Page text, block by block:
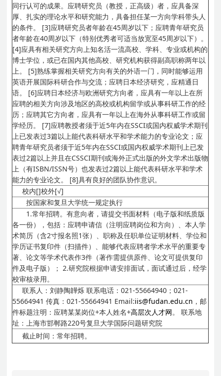
同行认可的成果。应聘研究员（教授，正高级）者，应具备深
厚、扎实的理论水平和研究能力，具备担任某一方向学科带头人
的条件。
[3]应聘研究员者年龄在45周岁以下；应聘青年研究员
者年龄在40周岁以下（特别优秀者可适当放宽至45周岁以下）。
[4]应具有相关研究方向上知名活一流高校、学科、专业或机构的
博士学位，或已在国内其他高校、研究机构获得副高职称两年以
上。
[5]熟练掌握相关研究方向有关的外语一门，同时能够运用
英语开展国际科研合作与交流；应聘日本经济研究，应精通日
语。
[6]应聘日本经济与欧洲研究方向者，应具有一年以上在所
应聘的相关方向涉及地区的高校或机构留学或从事科研工作的经
历；应聘其它方向者，应具有一年以上在海外从事科研工作或留
学经历。
[7]应聘教授者须于近5年内在SSCI或国内权威学术期刊
上已发表过3篇以上能代表科研水平和学术能力的专业论文；应
聘青年研究员者须于近5年内在SSCI或国内权威学术期刊上已发
表过2篇以上并且在CSSCI期刊或海外正式出版的外文学术出版物
上（有ISBN/ISSN号）也发表过2篇以上能代表科研水平和学术
能力的专业论文。
[8]具有良好的团队协作意识。
校内[]校外[√]
按国家和复旦大学统一规定执行
1.常年招聘。有意向者，请提交书面材料（电子版和纸质版
各一份），包括：应聘申请信（注明应聘岗位和方向）、本人学
术简历（含2寸报名照1张）、职称及任职单位证明材料、学位和
学历证书复印件（扫描件）、能够代表应聘者学术水平的重要专
著、论文等学术代表作3件（著作需提供原件、论文可提供复印
件及电子版）； 2.研究院根据申请安排面试，面试通过后，经学
校审核录用。
联系人：刘静陶韡烁 联系电话：021-55664940；021-
55664941 传真：021-55664941 Email:iis@fudan.edu.cn ，邮
件标题注明：应聘某某岗位+本人姓名+高层次人才网。
联系地
址：上海市邯郸路220号复旦大学国际问题研究院
截止时间：常年招聘。